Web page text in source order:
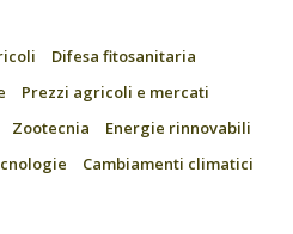
Difesa fitosanitaria
Prezzi agricoli e mercati
Zootecnia
Energie rinnovabili
Cambiamenti climatici